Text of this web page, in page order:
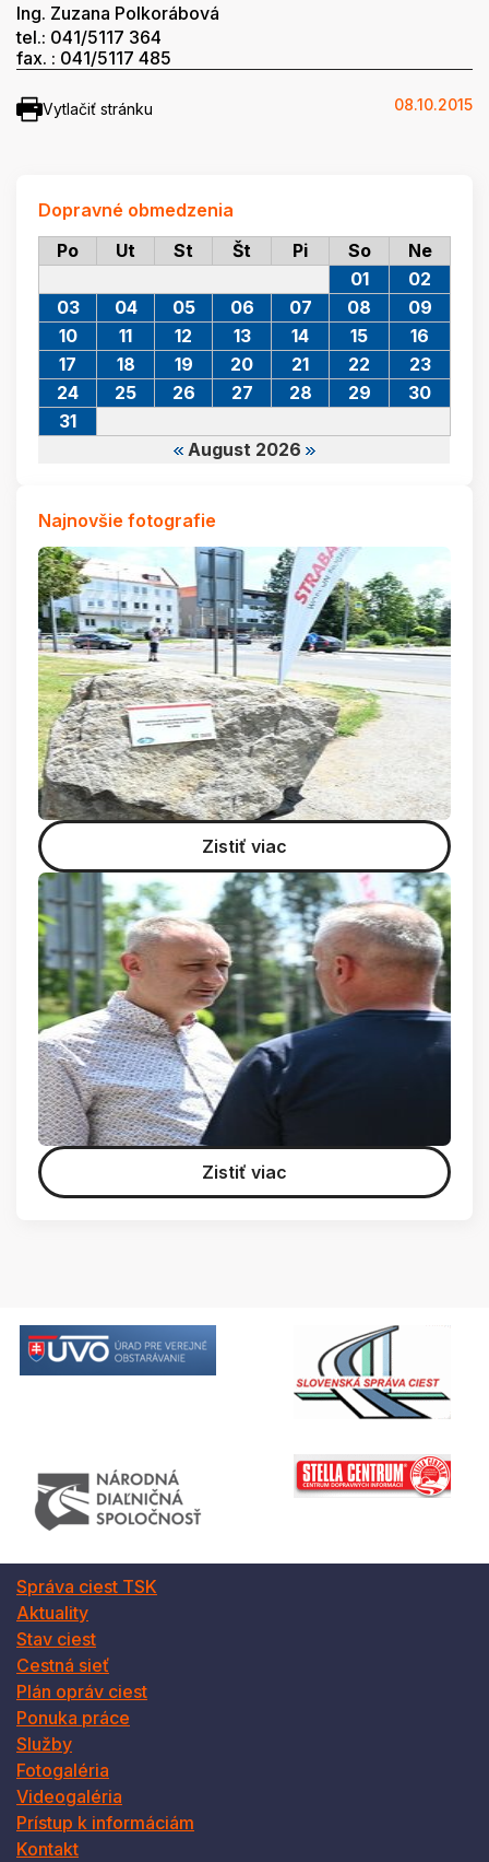
Ing. Zuzana Polkorábová
tel.: 041/5117 364
fax. : 041/5117 485
Vytlačiť stránku 08.10.2015
Dopravné obmedzenia
Po
Ut St Št Pi So Ne
August 2026
01
02
03
04 05 06 07 08
09
10
11 12 13 14 15
16
17
18 19 20 21 22
23
24
25 26 27 28 29
30
31
Najnovšie fotografie
Zistiť viac
Zistiť viac
Správa ciest TSK
Aktuality
Stav ciest
Cestná sieť
Plán opráv ciest
Ponuka práce
Služby
Fotogaléria
Videogaléria
Prístup k informáciám
Kontakt